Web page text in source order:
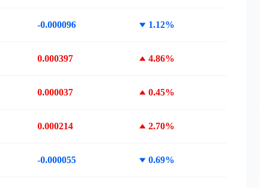
-0.000096 1.12%
0.000397 4.86%
0.000037 0.45%
0.000214 2.70%
-0.000055 0.69%